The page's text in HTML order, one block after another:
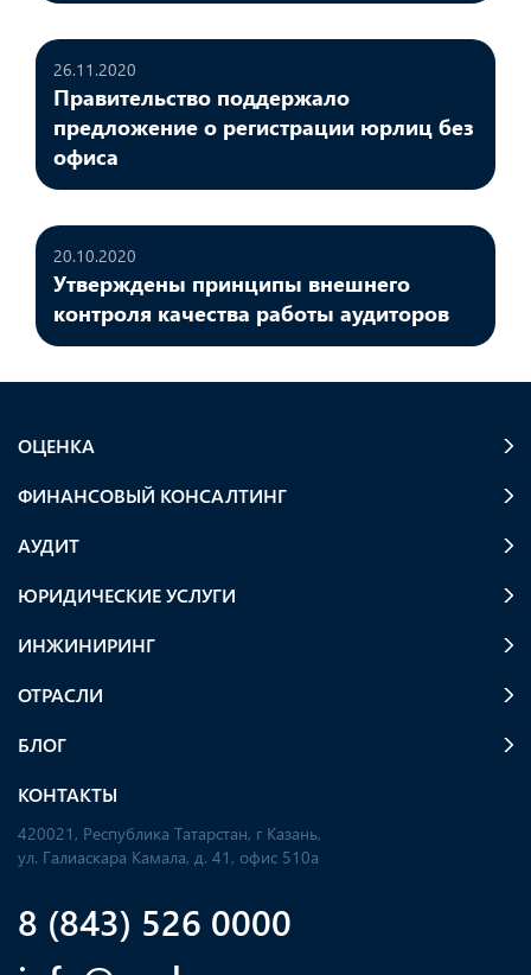
26.11.2020
Правительство поддержало
предложение о регистрации юрлиц без
офиса
20.10.2020
Утверждены принципы внешнего
контроля качества работы аудиторов
ОЦЕНКА
ФИНАНСОВЫЙ КОНСАЛТИНГ
АУДИТ
ЮРИДИЧЕСКИЕ УСЛУГИ
ИНЖИНИРИНГ
ОТРАСЛИ
БЛОГ
КОНТАКТЫ
420021, Республика Татарстан, г Казань,
ул. Галиаскара Камала, д. 41, офис 510а
8 (843) 526 0000